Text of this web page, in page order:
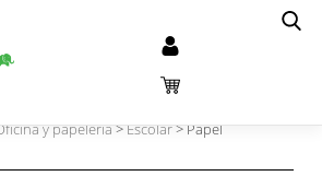
y papelería>Escolar> Papel